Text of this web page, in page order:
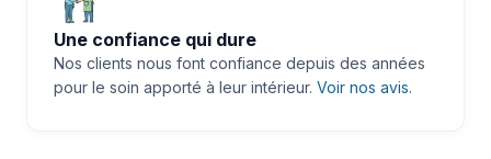
Une confiance qui dure
Nos clients nous font confiance depuis des années
pour le soin apporté à leur intérieur. Voir nos avis.